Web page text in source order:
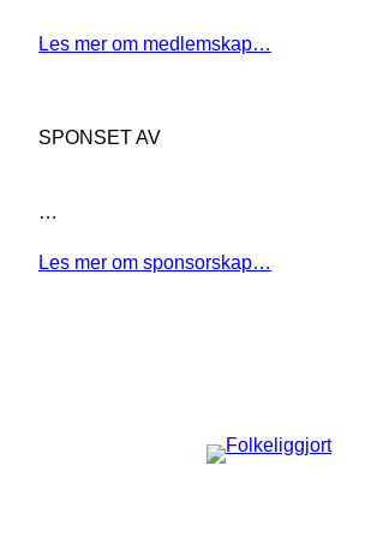
Les mer om medlemskap…
SPONSET AV
…
Les mer om sponsorskap…